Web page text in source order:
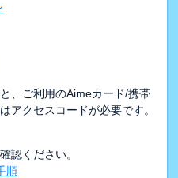
、ご利用のAimeカード/携帯
アクセスコードが必要です。
認ください。
順